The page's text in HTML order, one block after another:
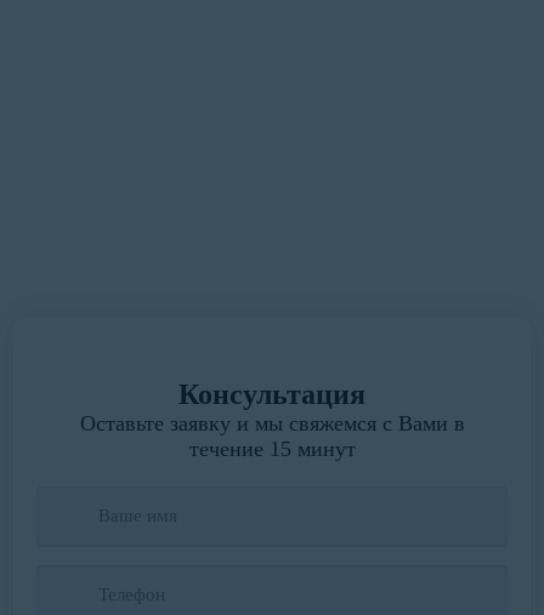
Консультация
Оставьте заявку и мы свяжемся с Вами в
течение 15 минут